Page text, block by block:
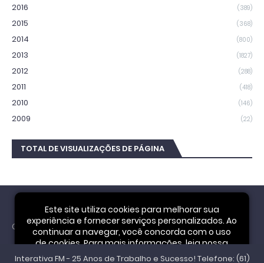
2016 (389)
2015 (368)
2014 (800)
2013 (1827)
2012 (288)
2011 (418)
2010 (146)
2009 (22)
TOTAL DE VISUALIZAÇÕES DE PÁGINA
Cookie Notice
Este site utiliza cookies para melhorar sua
experiência e fornecer serviços personalizados. Ao
continuar a navegar, você concorda com o uso
de cookies. Para mais informações, leia nossa
Interativa FM - 25 Anos de Trabalho e Sucesso! Telefone: (61)